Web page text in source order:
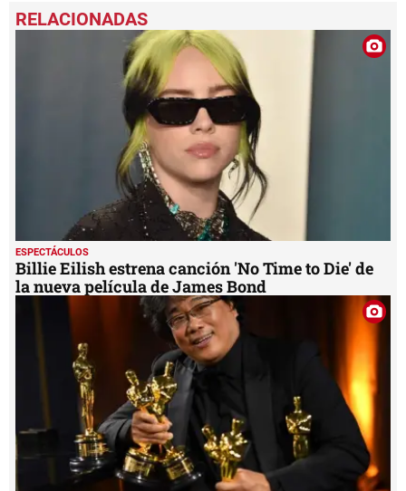
seconds
of
ESPECTÁCULOS
Billie Eilish estrena canción 'No Time to Die' de
la nueva película de James Bond